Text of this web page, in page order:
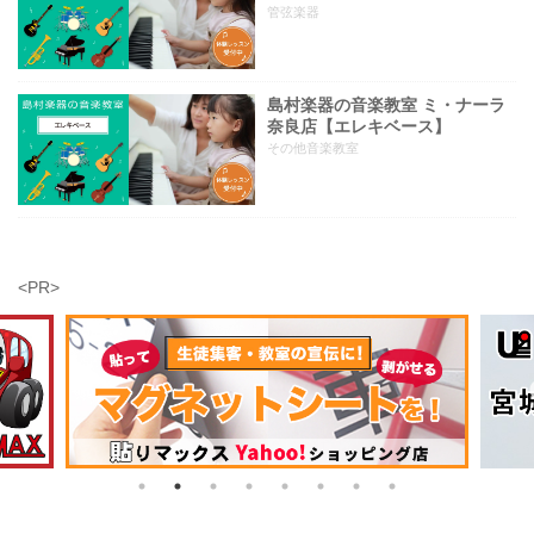
管弦楽器
島村楽器の音楽教室 ミ・ナーラ
奈良店【エレキベース】
その他音楽教室
<PR>